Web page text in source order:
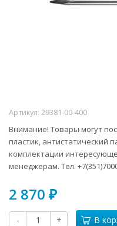
Артикул: 29381-00-400
Внимание! Товары могут
пластик, антистатический
комплектации
менеджерам. Тел.
2 870 ₽
- + В